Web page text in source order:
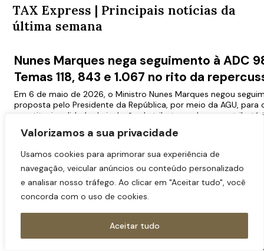
Valorizamos a sua privacidade
Usamos cookies para aprimorar sua experiência de
navegação, veicular anúncios ou conteúdo personalizado
e analisar nosso tráfego. Ao clicar em "Aceitar tudo", você
concorda com o uso de cookies.
Aceitar tudo
TAX Express | Principais notícias da
última semana
Nunes Marques nega seguimento à ADC
Temas 118, 843 e 1.067 no rito da
Em 6 de maio de 2026, o Ministro Nunes Marques negou
proposta pelo Presidente da República, por meio da AGU, para
constitucionalidade da inclusão de tributos e despesas
COFINS (Tema 118), do crédito presumido de ICMS
fiscais (Tema 843) e do próprio PIS e da COFINS em
(Tema 1.067), todos com repercussão geral reconhecida.
O Ministro entendeu que a ação não preenchia os
admissibilidade, pois o Governo não demonstrou
e específica sobre a constitucionalidade dos
Segundo a decisão, os documentos apresentados
repercussão geral, mas não de decisões que